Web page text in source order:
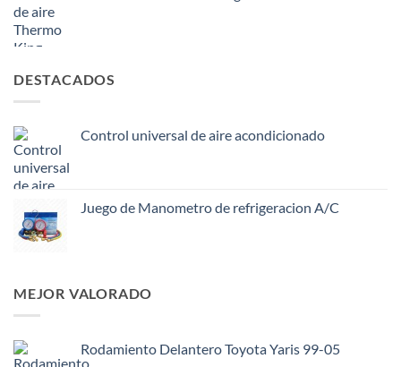
DESTACADOS
Control universal de aire acondicionado
Juego de Manometro de refrigeracion A/C
MEJOR VALORADO
Rodamiento Delantero Toyota Yaris 99-05